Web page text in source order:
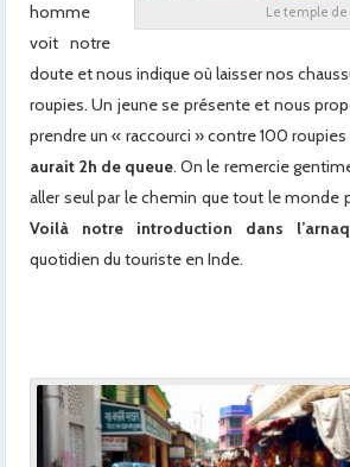
Le temple de
homme
voit notre
doute et nous indique où laisser nos
roupies. Un jeune se présente et nous
prendre un « raccourci » contre 100 roupies
aurait 2h de queue. On le remercie
aller seul par le chemin que tout le monde
Voilà notre introduction dans
quotidien du touriste en Inde.